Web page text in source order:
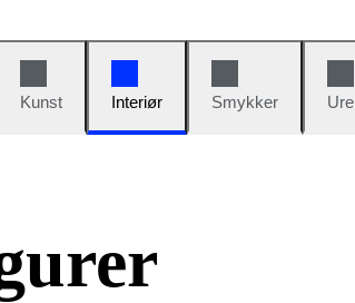
Kunst
Interiør Smykker Ure